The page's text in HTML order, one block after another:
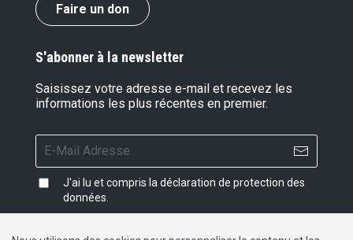
Faire un don
S'abonner à la newsletter
Saisissez votre adresse e-mail et recevez les
informations les plus récentes en premier.
J'ai lu et compris la déclaration de protection des
données